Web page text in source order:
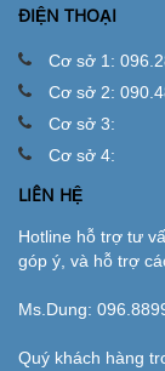
ĐIỆN THOẠI
Cơ sở 1:
Cơ sở 2:
Cơ sở 3:
Cơ sở 4:
LIÊN HỆ
Hotline hỗ trợ tư
góp ý, và hỗ trợ
Ms.Dung:
Quý khách hàng